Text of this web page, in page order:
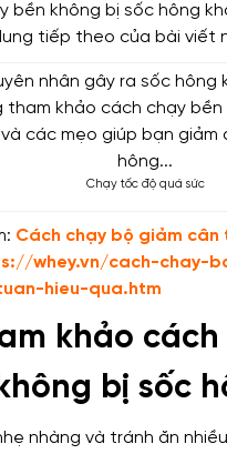
bền không bị sốc hông
tiếp theo của bài viết
Chạy tốc độ quá sức
Cách chạy bộ giảm cân
whey.vn/cach-chay-
hieu-qua.htm
khảo
bị sốc
nhàng và tránh ăn